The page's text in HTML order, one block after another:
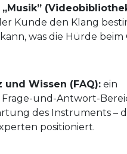
Kunde den Klang
was die Hürde beim
und Wissen (FAQ): ein
und-Antwort-
des Instruments –
positioniert.